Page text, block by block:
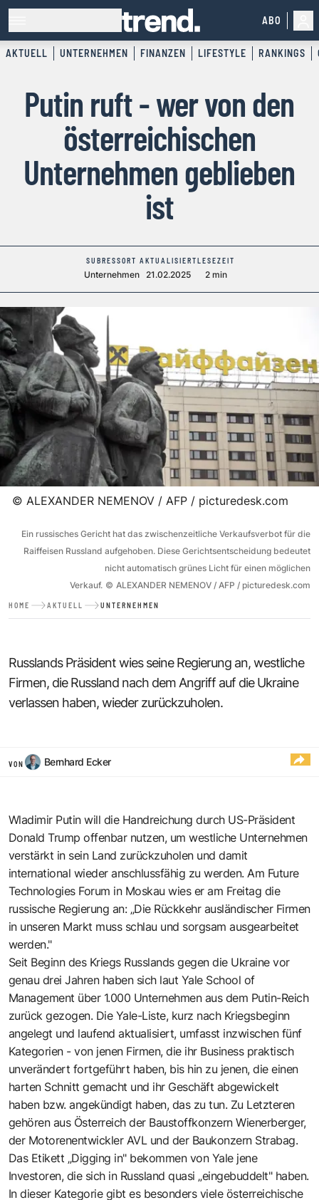
ABO
AKTUELL UNTERNEHMEN FINANZEN LIFESTYLE RANKINGS
Putin ruft - wer von den
österreichischen
Unternehmen geblieben
ist
SUBRESSORT
Unternehmen
AKTUALISIERT
21.02.2025
LESEZEIT
2 min
© ALEXANDER NEMENOV / AFP / picturedesk.com
Ein russisches Gericht hat das zwischenzeitliche Verkaufsverbot für die
Raiffeisen Russland aufgehoben. Diese Gerichtsentscheidung bedeutet
nicht automatisch grünes Licht für einen möglichen
Verkauf. © ALEXANDER NEMENOV / AFP / picturedesk.com
HOME AKTUELL UNTERNEHMEN
Russlands Präsident wies seine Regierung an, westliche
Firmen, die Russland nach dem Angriff auf die Ukraine
verlassen haben, wieder zurückzuholen.
VON Bernhard Ecker
Wladimir Putin will die Handreichung durch US-Präsident
Donald Trump offenbar nutzen, um westliche Unternehmen
verstärkt in sein Land zurückzuholen und damit
international wieder anschlussfähig zu werden. Am Future
Technologies Forum in Moskau wies er am Freitag die
russische Regierung an: „Die Rückkehr ausländischer Firmen
in unseren Markt muss schlau und sorgsam ausgearbeitet
werden."
Seit Beginn des Kriegs Russlands gegen die Ukraine vor
genau drei Jahren haben sich laut Yale School of
Management über 1.000 Unternehmen aus dem Putin-Reich
zurück gezogen. Die Yale-Liste, kurz nach Kriegsbeginn
angelegt und laufend aktualisiert, umfasst inzwischen fünf
Kategorien - von jenen Firmen, die ihr Business praktisch
unverändert fortgeführt haben, bis hin zu jenen, die einen
harten Schnitt gemacht und ihr Geschäft abgewickelt
haben bzw. angekündigt haben, das zu tun. Zu Letzteren
gehören aus Österreich der Baustoffkonzern Wienerberger,
der Motorenentwickler AVL und der Baukonzern Strabag.
Das Etikett „Digging in" bekommen von Yale jene
Investoren, die sich in Russland quasi „eingebuddelt" haben.
In dieser Kategorie gibt es besonders viele österreichische